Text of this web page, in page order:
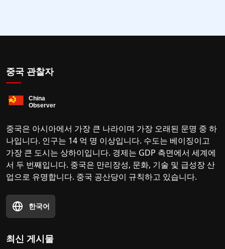
중국 관찰자
중국은 아시아에서 가장 큰 나라이며 가장 오래된 문명 중 하
나입니다. 인구는 14 억 명 이상입니다. 수도는 베이징이고
가장 큰 도시는 상하이입니다. 경제는 GDP 측면에서 세계에
서 두 번째입니다. 중국은 만리장성, 문화, 기술 및 급성장 산
업으로 유명합니다. 중국 공산당이 규칙하고 있습니다.
한국어
최신 게시물